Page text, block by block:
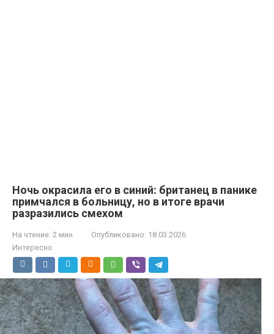
Ночь окрасила его в синий: британец в панике
примчался в больницу, но в итоге врачи
разразились смехом
На чтение: 2 мин Опубликовано: 18.03.2026
Интересно